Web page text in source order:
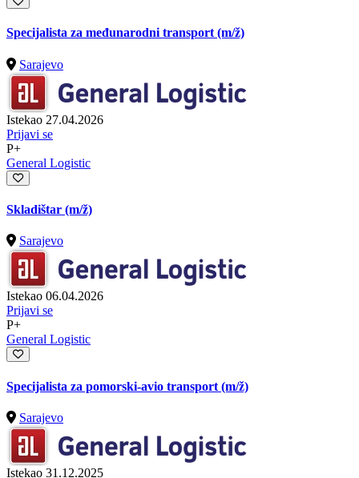
Specijalista za međunarodni transport(m/ž)
Sarajevo
Istekao 27.04.2026
Prijavi se
P+
General Logistic
Skladištar (m/ž)
Sarajevo
Istekao 06.04.2026
Prijavi se
P+
General Logistic
Specijalista za pomorski-avio transport (m/ž)
Sarajevo
Istekao 31.12.2025